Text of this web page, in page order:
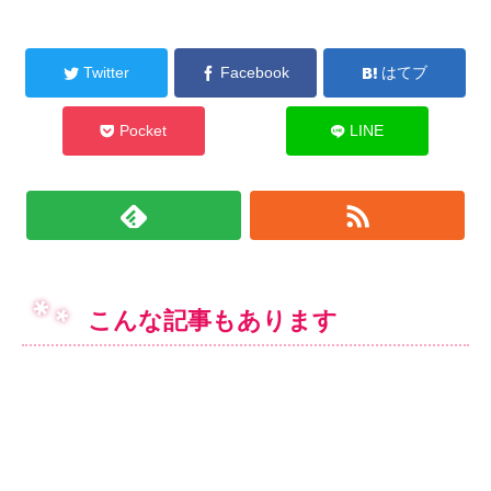
Twitter Facebook はてブ
Pocket LINE
こんな記事もあります